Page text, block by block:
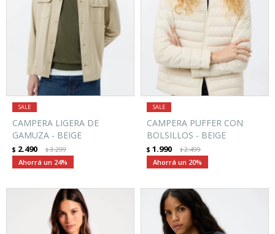
CAMPERA LIGERA DE
GAMUZA - BEIGE
$ 2.490 $3.299
24
CAMPERA PUFFER CON
BOLSILLOS - BEIGE
$ 1.990 $2.499
20